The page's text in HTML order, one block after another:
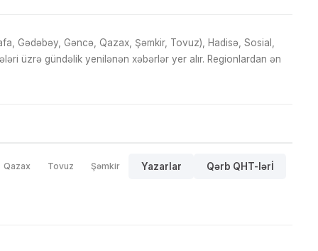
Gədəbəy, Gəncə, Qazax, Şəmkir, Tovuz), Hadisə, Sosial,
üzrə gündəlik yenilənən xəbərlər yer alır. Regionlardan ən
Qazax Tovuz Şəmkir Yazarlar Qərb QHT-lərİ